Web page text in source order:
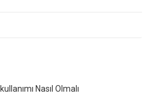
Nasıl Olmalı